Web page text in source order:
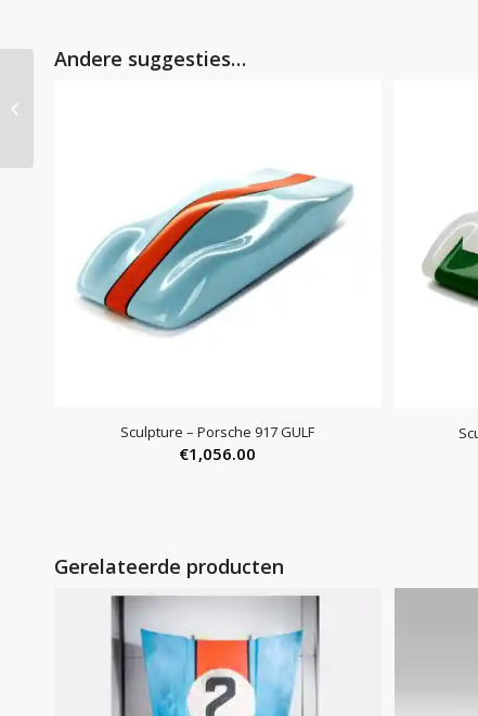
Andere suggesties…
Sculpture – Porsche 917 GULF
€1,056.00
Gerelateerde producten